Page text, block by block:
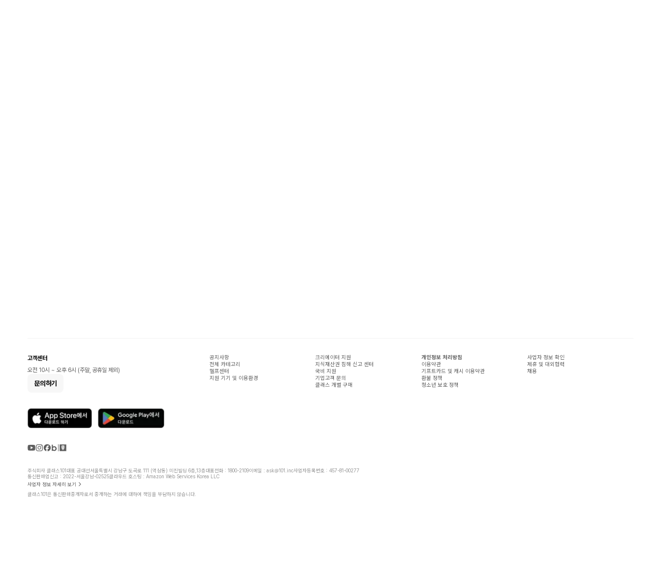
고객센터
오전 10시 ~ 오후 6시 (주말, 공휴일 제외)
문의하기
공지사항
전체 카테고리
헬프센터
지원 기기 및 이용환경
크리에이터 지원
지식재산권 침해 신고 센터
국비 지원
기업고객 문의
클래스 개별 구매
개인정보 처리방침
이용약관
기프트카드 및 캐시 이용약관
환불 정책
청소년 보호 정책
사업자 정보 확인
제휴 및 대외협력
채용
주식회사 클래스101대표 공대선서울특별시 강남구 도곡로 111 (역삼동) 미진빌딩 6층,13층대표전화 : 1800-2109이메일 : ask@101.inc사업자등록번호 : 457-81-00277
통신판매업신고 : 2022-서울강남-02525클라우드 호스팅 : Amazon Web Services Korea LLC
사업자 정보 자세히 보기
클래스101은 통신판매중개자로서 중개하는 거래에 대하여 책임을 부담하지 않습니다.